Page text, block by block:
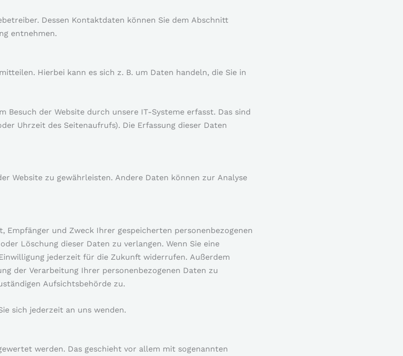
Dessen Kontaktdaten können Sie dem Abschnitt
entnehmen.
Hierbei kann es sich z. B. um Daten handeln, die Sie in
der Website durch unsere IT-Systeme erfasst. Das sind
Uhrzeit des Seitenaufrufs). Die Erfassung dieser Daten
Website zu gewährleisten. Andere Daten können zur Analyse
und Zweck Ihrer gespeicherten personenbezogenen
Löschung dieser Daten zu verlangen. Wenn Sie eine
jederzeit für die Zukunft widerrufen. Außerdem
der Verarbeitung Ihrer personenbezogenen Daten zu
Aufsichtsbehörde zu.
sich jederzeit an uns wenden.
werden. Das geschieht vor allem mit sogenannten